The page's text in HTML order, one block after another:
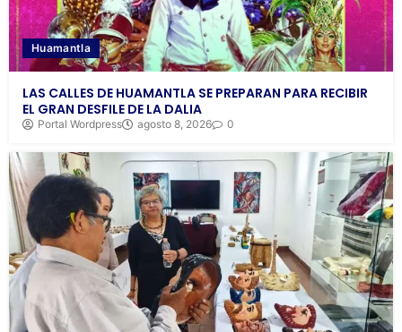
Huamantla
LAS CALLES DE HUAMANTLA SE PREPARAN PARA RECIBIR
EL GRAN DESFILE DE LA DALIA
Portal Wordpress agosto 8, 2026 0